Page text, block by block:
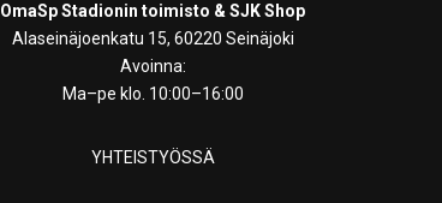
OmaSp Stadionin toimisto & SJK Shop
Alaseinäjoenkatu 15, 60220 Seinäjoki
Avoinna:
Ma–pe klo. 10:00–16:00
YHTEISTYÖSSÄ